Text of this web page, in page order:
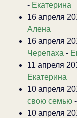
- Екатерина
16 апреля
Алена
16 апреля
Черепаха -
11 апреля
Екатерина
10 апреля
свою семью -
10 апреля